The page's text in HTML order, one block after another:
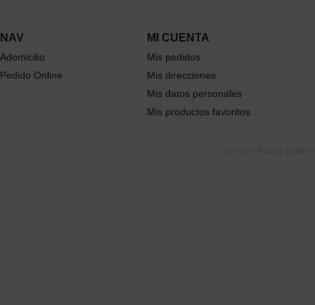
NAV
Adomicilio
Pedido Online
MI CUENTA
Mis pedidos
Mis direcciones
Mis datos personales
Mis productos favoritos